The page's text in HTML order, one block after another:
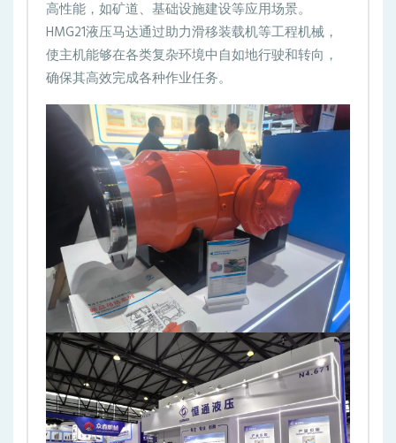
高性能，如矿道、基础设施建设等应用场景。
HMG21液压马达通过助力滑移装载机等工程机械，
使主机能够在各类复杂环境中自如地行驶和转向，
确保其高效完成各种作业任务。